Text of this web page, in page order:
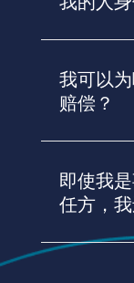
我可以
赔偿？
即使我
任方，